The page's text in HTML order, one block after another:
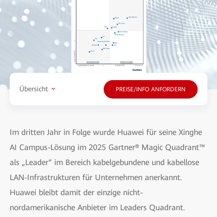
Übersicht PREISE/INFO ANFORDERN
Im dritten Jahr in Folge wurde Huawei für seine Xinghe
AI Campus-Lösung im 2025 Gartner® Magic Quadrant™
als „Leader“ im Bereich kabelgebundene und kabellose
LAN-Infrastrukturen für Unternehmen anerkannt.
Huawei bleibt damit der einzige nicht-
nordamerikanische Anbieter im Leaders Quadrant.